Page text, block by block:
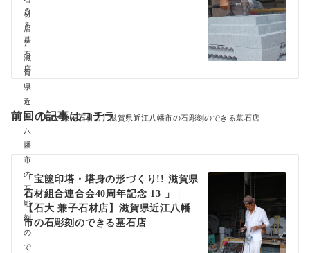
前回の記事はコチラ
「宝篋印塔・塔身の形づくり!! 滋賀県
石材組合連合会40周年記念 13 」 |
【石大 兼子石材店】滋賀県近江八幡
市の石彫刻のできる墓石店
【石大 兼子石材店】滋賀県近江八幡市の石彫刻のできる墓石店